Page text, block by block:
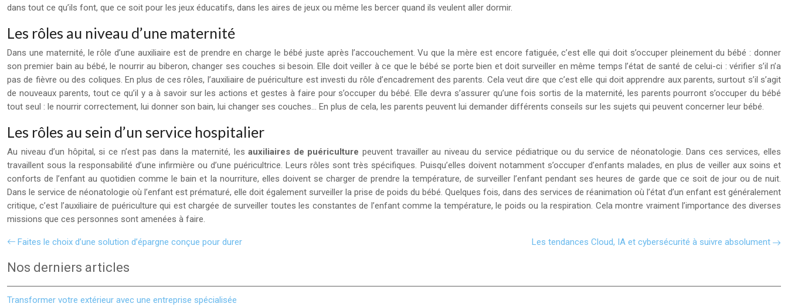
dans tout ce qu’ils font, que ce soit pour les jeux éducatifs, dans les aires de jeux ou même les bercer quand ils veulent aller dormir.
Les rôles au niveau d’une maternité
Dans une maternité, le rôle d’une auxiliaire est de prendre en charge le bébé juste après l’accouchement. Vu que la mère est encore fatiguée, c’est elle qui doit s’occuper pleinement du bébé : donner
son premier bain au bébé, le nourrir au biberon, changer ses couches si besoin. Elle doit veiller à ce que le bébé se porte bien et doit surveiller en même temps l’état de santé de celui-ci : vérifier s’il n’a
pas de fièvre ou des coliques. En plus de ces rôles, l’auxiliaire de puériculture est investi du rôle d’encadrement des parents. Cela veut dire que c’est elle qui doit apprendre aux parents, surtout s’il s’agit
de nouveaux parents, tout ce qu’il y a à savoir sur les actions et gestes à faire pour s’occuper du bébé. Elle devra s’assurer qu’une fois sortis de la maternité, les parents pourront s’occuper du bébé
tout seul : le nourrir correctement, lui donner son bain, lui changer ses couches… En plus de cela, les parents peuvent lui demander différents conseils sur les sujets qui peuvent concerner leur bébé.
Les rôles au sein d’un service hospitalier
Au niveau d’un hôpital, si ce n’est pas dans la maternité, lesauxiliaires de puériculture peuvent travailler au niveau du service pédiatrique ou du service de néonatologie. Dans ces services, elles
travaillent sous la responsabilité d’une infirmière ou d’une puéricultrice. Leurs rôles sont très spécifiques. Puisqu’elles doivent notamment s’occuper d’enfants malades, en plus de veiller aux soins et
conforts de l’enfant au quotidien comme le bain et la nourriture, elles doivent se charger de prendre la température, de surveiller l’enfant pendant ses heures de garde que ce soit de jour ou de nuit.
Dans le service de néonatologie où l’enfant est prématuré, elle doit également surveiller la prise de poids du bébé. Quelques fois, dans des services de réanimation où l’état d’un enfant est généralement
critique, c’est l’auxiliaire de puériculture qui est chargée de surveiller toutes les constantes de l’enfant comme la température, le poids ou la respiration. Cela montre vraiment l’importance des diverses
missions que ces personnes sont amenées à faire.
Faites le choix d’une solution d’épargne conçue pour durer Les tendances Cloud, IA et cybersécurité à suivre absolument
Nos derniers articles
Transformer votre extérieur avec une entreprise spécialisée